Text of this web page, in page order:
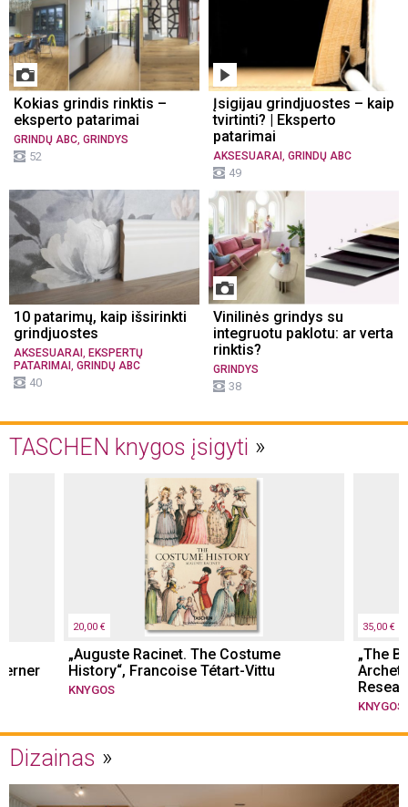
Kokias grindis rinktis –
eksperto patarimai
GRINDŲ ABC, GRINDYS
52
Įsigijau grindjuostes – kaip
tvirtinti? | Eksperto
patarimai
AKSESUARAI , GRINDŲ ABC
49
10 patarimų, kaip išsirinkti
grindjuostes
AKSESUARAI EKSPERTŲ
PATARIMAI GRINDŲ ABC
40
Vinilinės grindys su
integruotu paklotu: ar verta
rinktis?
GRINDYS
38
TASCHEN knygos įsigyti
20,00 €
„Auguste Racinet. The Costume
History“, Francoise Tétart-Vittu
KNYGOS
35,00 €
„The
KNYGOS
Dizainas